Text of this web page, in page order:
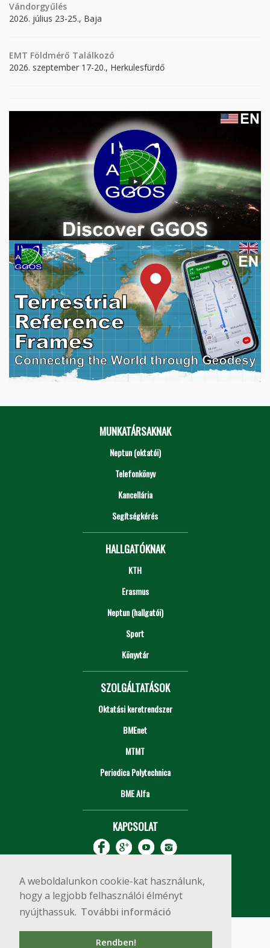
A weboldalunkon cookie-kat használunk,
hogy a legjobb felhasználói élményt
nyújthassuk. További információ
Rendben!
Vándorgyűlés
2026. július 23-25., Baja
EMT Földmérő Találkozó
2026. szeptember 17-20., Herkulesfürdő
MUNKATÁRSAKNAK
Neptun (oktatói)
Telefonkönyv
Kancellária
Segítségkérés
HALLGATÓKNAK
KTH
Erasmus
Neptun (hallgatói)
Sport
Könyvtár
SZOLGÁLTATÁSOK
Oktatási keretrendszer
BMEnet
MTMT
Periodica Polytechnica
BME Alfa
KAPCSOLAT
Copyright © 2020 BME Építőmérnöki Kar